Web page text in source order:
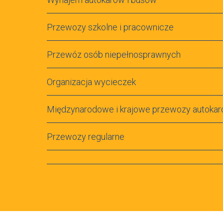
Przewozy szkolne i pracownicze
Przewóz osób niepełnosprawnych
Organizacja wycieczek
Międzynarodowe i krajowe przewozy
Przewozy regularne